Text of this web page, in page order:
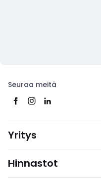
Seuraa meitä
Yritys
Hinnastot